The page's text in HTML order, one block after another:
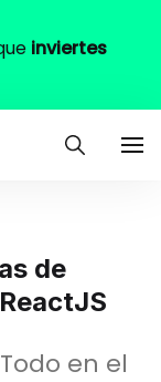
inviertes
de
en el